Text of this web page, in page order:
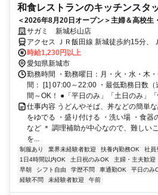
和食レストランのキッチンスタ
＜2026年8月20日オープン＞主婦＆高校
極応援キッチンスタッフ
サガミ 新城杉山店
アクセス ＪＲ飯田線 新城徒歩約15分、
分、ＪＲ飯田線 東新町徒歩約27分 杉山
時給1,230円以上
愛知県新城市
勤務時間 ・勤務曜日：月・火・水・木
間： [1] 07:00～22:00 ・最低勤務日数
間～OK！ ●「平日のみ」「土日のみ」
仕事内容 うどんやそば、丼などの簡単
をゆでる ・盛り付ける ・洗い場 ・食器
など ＊ 調理補助が中心なので、難しい
を...
制服あり 業界未経験者歓迎 扶養内勤務OK 社員
1日4時間以内OK
土日祝のみOK 主婦・主夫歓迎
早朝
シフト自由 学歴不問 車通勤OK 平日のみ
経験不問
未経験者歓迎 午前